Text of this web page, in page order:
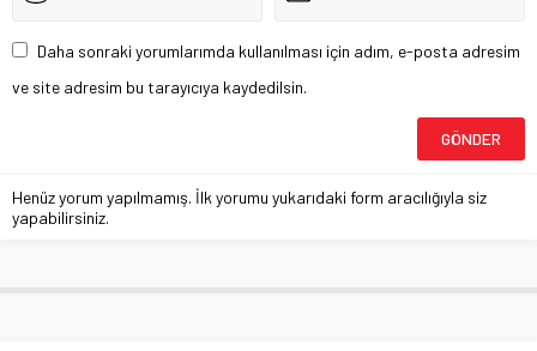
Daha sonraki yorumlarımda kullanılması için adım, e-posta adresim
ve site adresim bu tarayıcıya kaydedilsin.
Henüz yorum yapılmamış. İlk yorumu yukarıdaki form aracılığıyla siz
yapabilirsiniz.